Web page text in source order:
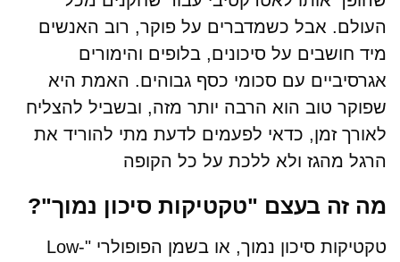
העולם. אבל כשמדברים על פוקר, רוב האנשים
מיד חושבים על סיכונים, בלופים והימורים
אגרסיביים עם סכומי כסף גבוהים. האמת היא
שפוקר טוב הוא הרבה יותר מזה, ובשביל להצליח
לאורך זמן, כדאי לפעמים לדעת מתי להוריד את
הרגל מהגז ולא ללכת על כל הקופה
מה זה בעצם "טקטיקות סיכון נמוך"?
טקטיקות סיכון נמוך, או בשמן הפופולרי "Low-